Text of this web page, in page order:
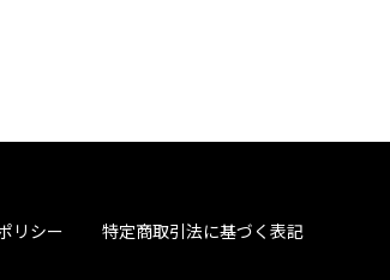
リシー 特定商取引法に基づく表記